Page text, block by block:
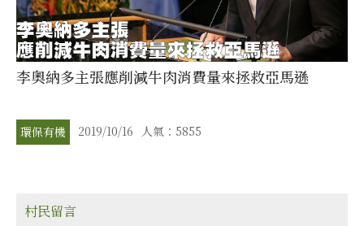
李奧納多主張應削減牛肉消費量來拯救亞馬遜
環保有機 2019/10/16 人氣：5855
村民留言